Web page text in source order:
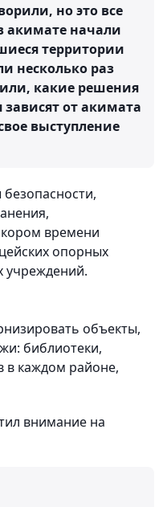
но это все
начали
территории
несколько раз
какие решения
от акимата
выступление
времени
опорных
учреждений.
объекты,
библиотеки,
в каждом районе,
внимание на